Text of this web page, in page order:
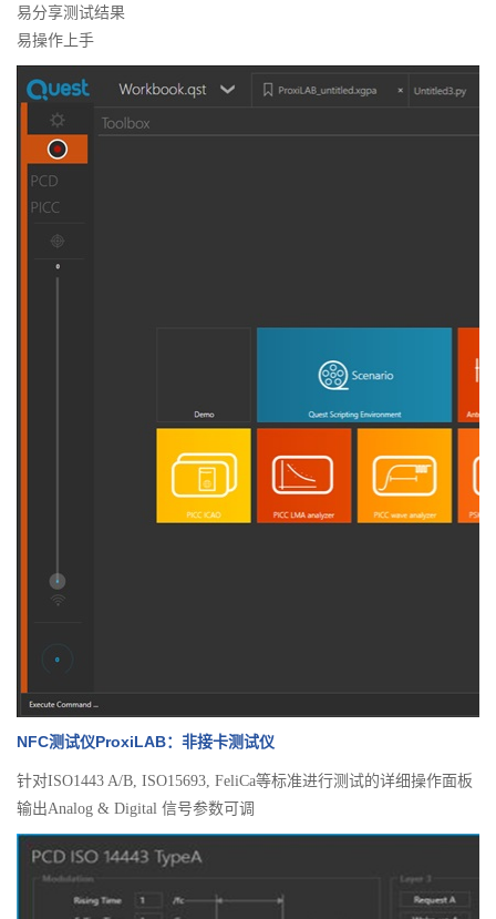
易分享测试结果
易操作上手
NFC测试仪ProxiLAB：非接卡测试仪
针对ISO1443 A/B, ISO15693, FeliCa等标准进行测试的详细操作面板
输出Analog & Digital 信号参数可调